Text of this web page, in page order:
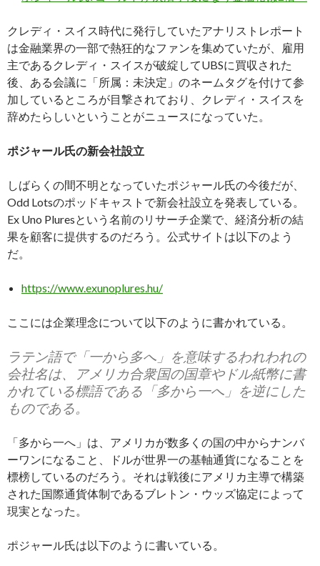
クレディ・スイス時代に発行していたアナリストレポート
は金融業界の一部で熱狂的なファンを集めていたが、雇用
主であるクレディ・スイスが破綻してUBSに買収された
後、ある会議に「所属：未決定」のネームタグを付けて参
加しているところが目撃されており、クレディ・スイスを
辞めたらしいということがニュースになっていた。
ポジャール氏の新会社設立
しばらくの間不明となっていたポジャール氏の今後だが、
Odd Lotsのポッドキャストで新会社設立を発表している。
Ex Uno Pluresという名前のリサーチ企業で、経済分析の結
果を顧客に提供するのだろう。公式サイトは以下のよう
だ。
https://www.exunoplures.hu/
ここには企業理念について以下のように書かれている。
ラテン語で「一から多へ」を意味するわれわれの
会社名は、アメリカ合衆国の国章やドル紙幣に書
かれている標語である「多から一へ」を逆にした
ものである。
「多から一へ」は、アメリカが数多くの国の中からナンバ
ーワンになること、ドルが世界一の基軸通貨になることを
標榜しているのだろう。それは戦後にアメリカ主導で構築
された国際通貨体制であるブレトン・ウッズ協定によって
現実となった。
ポジャール氏は以下のように書いている。